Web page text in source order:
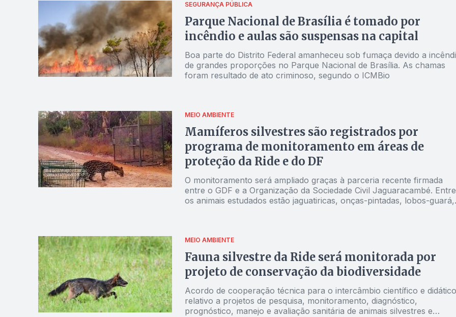
SEGURANÇA PÚBLICA
Parque Nacional de Brasília é tomado por
incêndio e aulas são suspensas na capital
Boa parte do Distrito Federal amanheceu sob fumaça devido a
de grandes proporções no Parque Nacional de Brasília. As chamas
foram resultado de ato criminoso, segundo o ICMBio
MEIO AMBIENTE
Mamíferos silvestres são registrados por
programa de monitoramento em áreas de
proteção da Ride e do DF
O monitoramento será ampliado graças à parceria recente firmada
entre o GDF e a Organização da Sociedade Civil Jaguaracambé. Entre
os animais estudados estão jaguatiricas, onças-pintadas, lobos-guará,
MEIO AMBIENTE
Fauna silvestre da Ride será monitorada por
projeto de conservação da biodiversidade
Acordo de cooperação técnica para o intercâmbio científico e didático
relativo a projetos de pesquisa, monitoramento, diagnóstico,
prognóstico, manejo e avaliação sanitária de animais silvestres e